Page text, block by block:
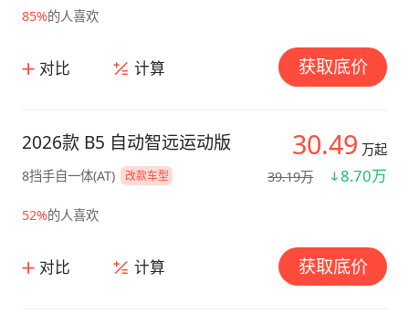
85%的人喜欢
对比 计算 获取底价
30.49 万起
39.19万
8.70万
2026款 B5 自动智远运动版
8挡手自一体(AT) 改款车型
52%的人喜欢
对比 计算 获取底价